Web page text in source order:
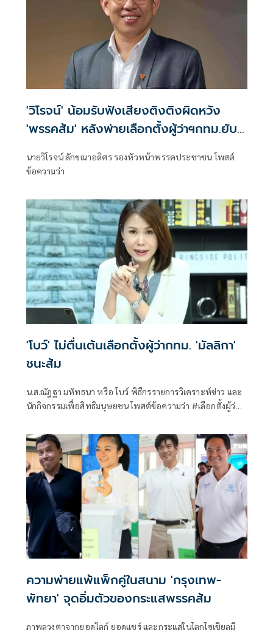
'วิโรจน์' น้อมรับฟังเสียงติงติงผิดหวัง
'พรรคส้ม' หลังพ่ายเลือกตั้งผู้ว่าฯกทม.ยับ
นายวิโรจน์ ลักขณาอดิศร รองหัวหน้าพรรคประชาชน โพสต์
ข้อความว่า
'โบว์' ไม่ตื่นเต้นเลือกตั้งผู้ว่ากทม. 'มัลลิกา'
ชนะส้ม
น.ส.ณัฏฐา มหัทธนา หรือ โบว์ พิธีกรรายการวิเคราะห์ข่าว และ
นักกิจกรรมเพื่อสิทธิมนุษยชน โพสต์ข้อความว่า #เลือกตั้งผู้ว่าก
ความพ่ายแพ้แพ็กคู่ในสนาม 'กรุงเทพ-
พัทยา' จุดอิ่มตัวของกระแสพรรคส้ม
ภาพลวงตาจากยอดไลก์ ยอดแชร์ และกระแสในโลกโซเชียลมี